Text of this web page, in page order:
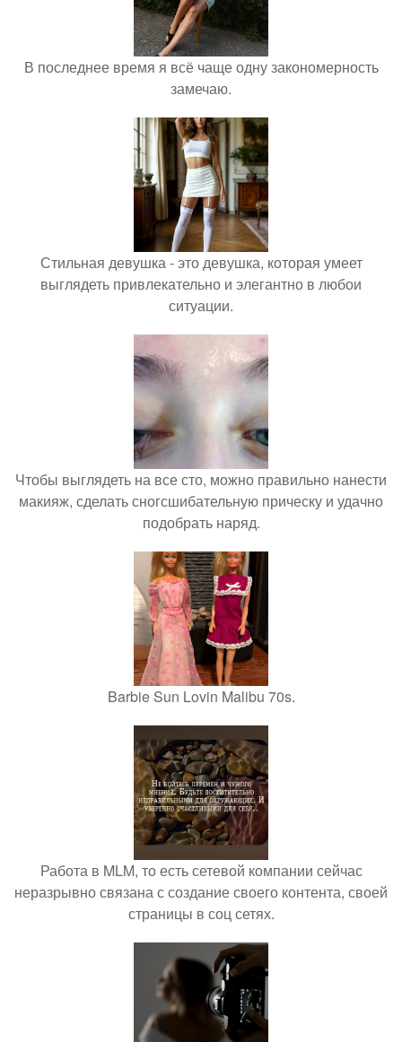
В последнее время я всё чаще одну закономерность
замечаю.
Стильная девушка - это девушка, которая умеет
выглядеть привлекательно и элегантно в любои
ситуации.
Чтобы выглядеть на все сто, можно правильно нанести
макияж, сделать сногсшибательную прическу и удачно
подобрать наряд.
Barbie Sun Lovin Malibu 70s.
Работа в MLM, то есть сетевой компании сейчас
неразрывно связана с создание своего контента, своей
страницы в соц сетях.